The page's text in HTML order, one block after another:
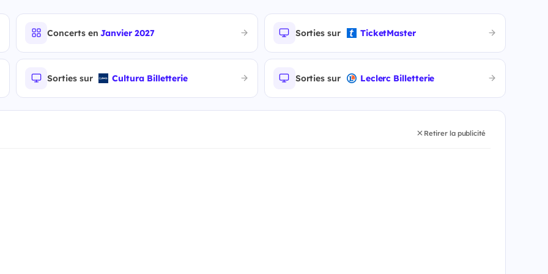
Concerts enJanvier 2027 Sorties sur TicketMaster
Sorties sur Cultura Billetterie Sorties sur Leclerc Billetterie
Retirer la publicité